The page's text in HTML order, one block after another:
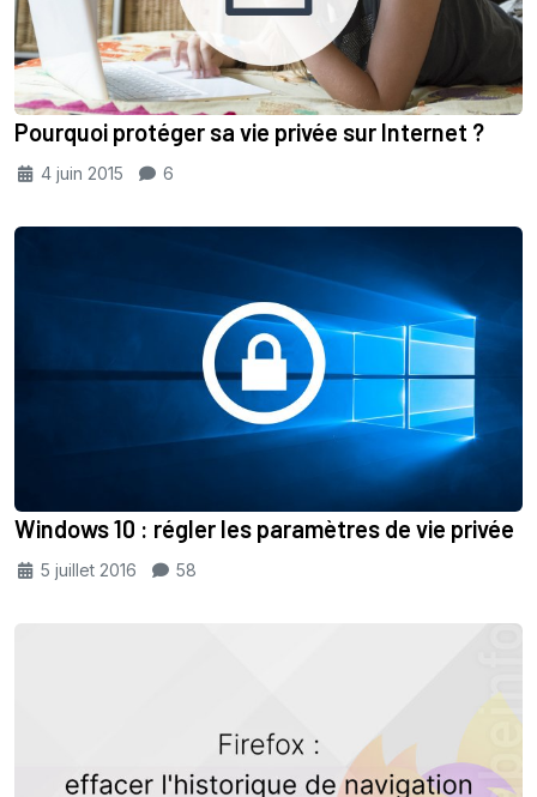
Pourquoi protéger sa vie privée sur Internet ?
4 juin 2015 6
Windows 10 : régler les paramètres de vie privée
5 juillet 2016 58